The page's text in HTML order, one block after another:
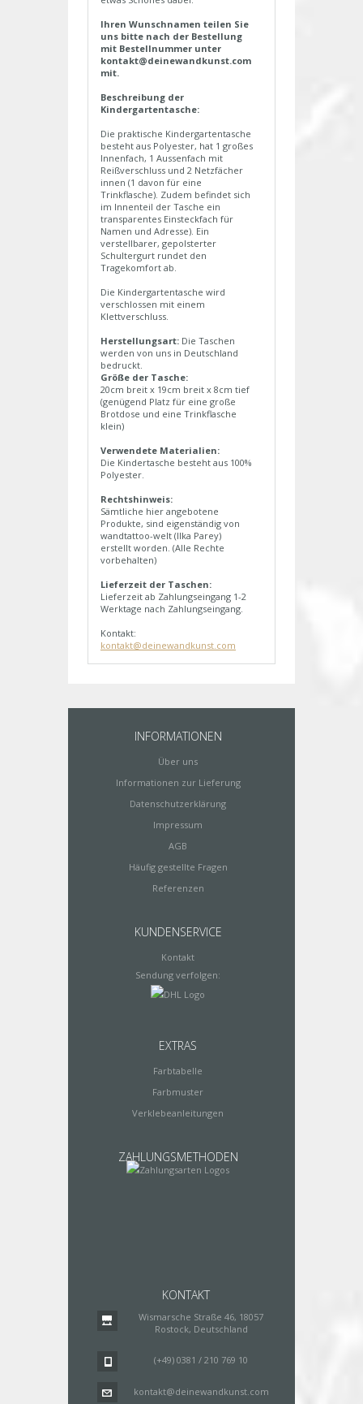
Ihren Wunschnamen teilen Sie
uns bitte nach der Bestellung
mit Bestellnummer unter
kontakt@deinewandkunst.com
mit.
Beschreibung der
Kindergartentasche:
Die praktische Kindergartentasche
besteht aus Polyester, hat 1 großes
Innenfach, 1 Aussenfach mit
Reißverschluss und 2 Netzfächer
innen (1 davon für eine
Trinkflasche). Zudem befindet sich
im Innenteil der Tasche ein
transparentes Einsteckfach für
Namen und Adresse). Ein
verstellbarer, gepolsterter
Schultergurt rundet den
Tragekomfort ab.
Die Kindergartentasche wird
verschlossen mit einem
Klettverschluss.
Herstellungsart: Die Taschen
werden von uns in Deutschland
bedruckt.
Größe der Tasche:
20cm breit x 19cm breit x 8cm tief
(genügend Platz für eine große
Brotdose und eine Trinkflasche
klein)
Verwendete Materialien:
Die Kindertasche besteht aus 100%
Polyester.
Rechtshinweis:
Sämtliche hier angebotene
Produkte, sind eigenständig von
wandtattoo-welt (Ilka Parey)
erstellt worden. (Alle Rechte
vorbehalten)
Lieferzeit der Taschen:
Lieferzeit ab Zahlungseingang 1-2
Werktage nach Zahlungseingang.
Kontakt:
kontakt@deinewandkunst.com
INFORMATIONEN
Über uns
Informationen zur Lieferung
Datenschutzerklärung
Impressum
AGB
Häufig gestellte Fragen
Referenzen
KUNDENSERVICE
Kontakt
Sendung verfolgen:
EXTRAS
Farbtabelle
Farbmuster
Verklebeanleitungen
ZAHLUNGSMETHODEN
KONTAKT
Wismarsche Straße 46, 18057
Rostock, Deutschland
(+49) 0381 / 210 769 10
kontakt@deinewandkunst.com